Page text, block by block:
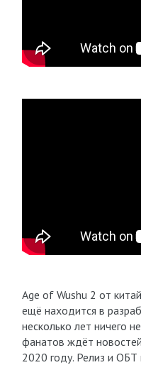
Age of Wushu 2 от
ещё находится в
несколько лет ничего
фанатов ждёт
2020 году. Релиз и ОБТ